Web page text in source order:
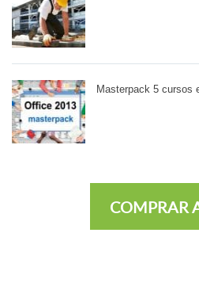
Masterpack 5 cursos
COMPRAR